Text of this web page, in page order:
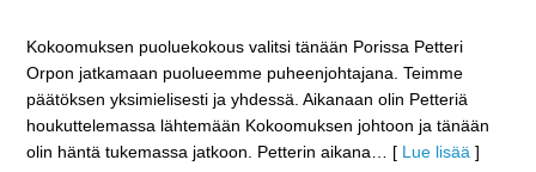
Kokoomuksen puoluekokous valitsi tänään Porissa Petteri
Orpon jatkamaan puolueemme puheenjohtajana. Teimme
päätöksen yksimielisesti ja yhdessä. Aikanaan olin Petteriä
houkuttelemassa lähtemään Kokoomuksen johtoon ja tänään
olin häntä tukemassa jatkoon. Petterin aikana … [ Lue lisää ]